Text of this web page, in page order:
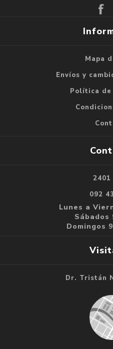
Mapa
Envíos y
Política
2401
092
Lunes a
Sábados
Domingos
Dr. Tristán